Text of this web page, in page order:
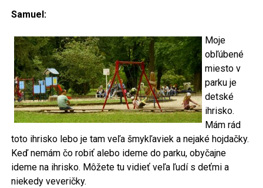
Samuel:
Moje
obľúbené
miesto v
parku je
detské
ihrisko.
Mám rád
toto ihrisko lebo je tam veľa šmykľaviek a nejaké hojdačky.
Keď nemám čo robiť alebo ideme do parku, obyčajne
ideme na ihrisko. Môžete tu vidieť veľa ľudí s deťmi a
niekedy veveričky.